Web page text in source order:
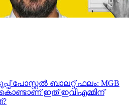
പോസ്റ്റൽ ബാലറ്റ് ഫലം: MGB
ഇത് ഇവിഎമ്മിന്